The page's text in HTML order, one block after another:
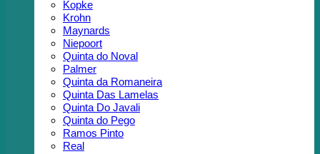
Kopke
Krohn
Maynards
Niepoort
Quinta do Noval
Palmer
Quinta da Romaneira
Quinta Das Lamelas
Quinta Do Javali
Quinta do Pego
Ramos Pinto
Real